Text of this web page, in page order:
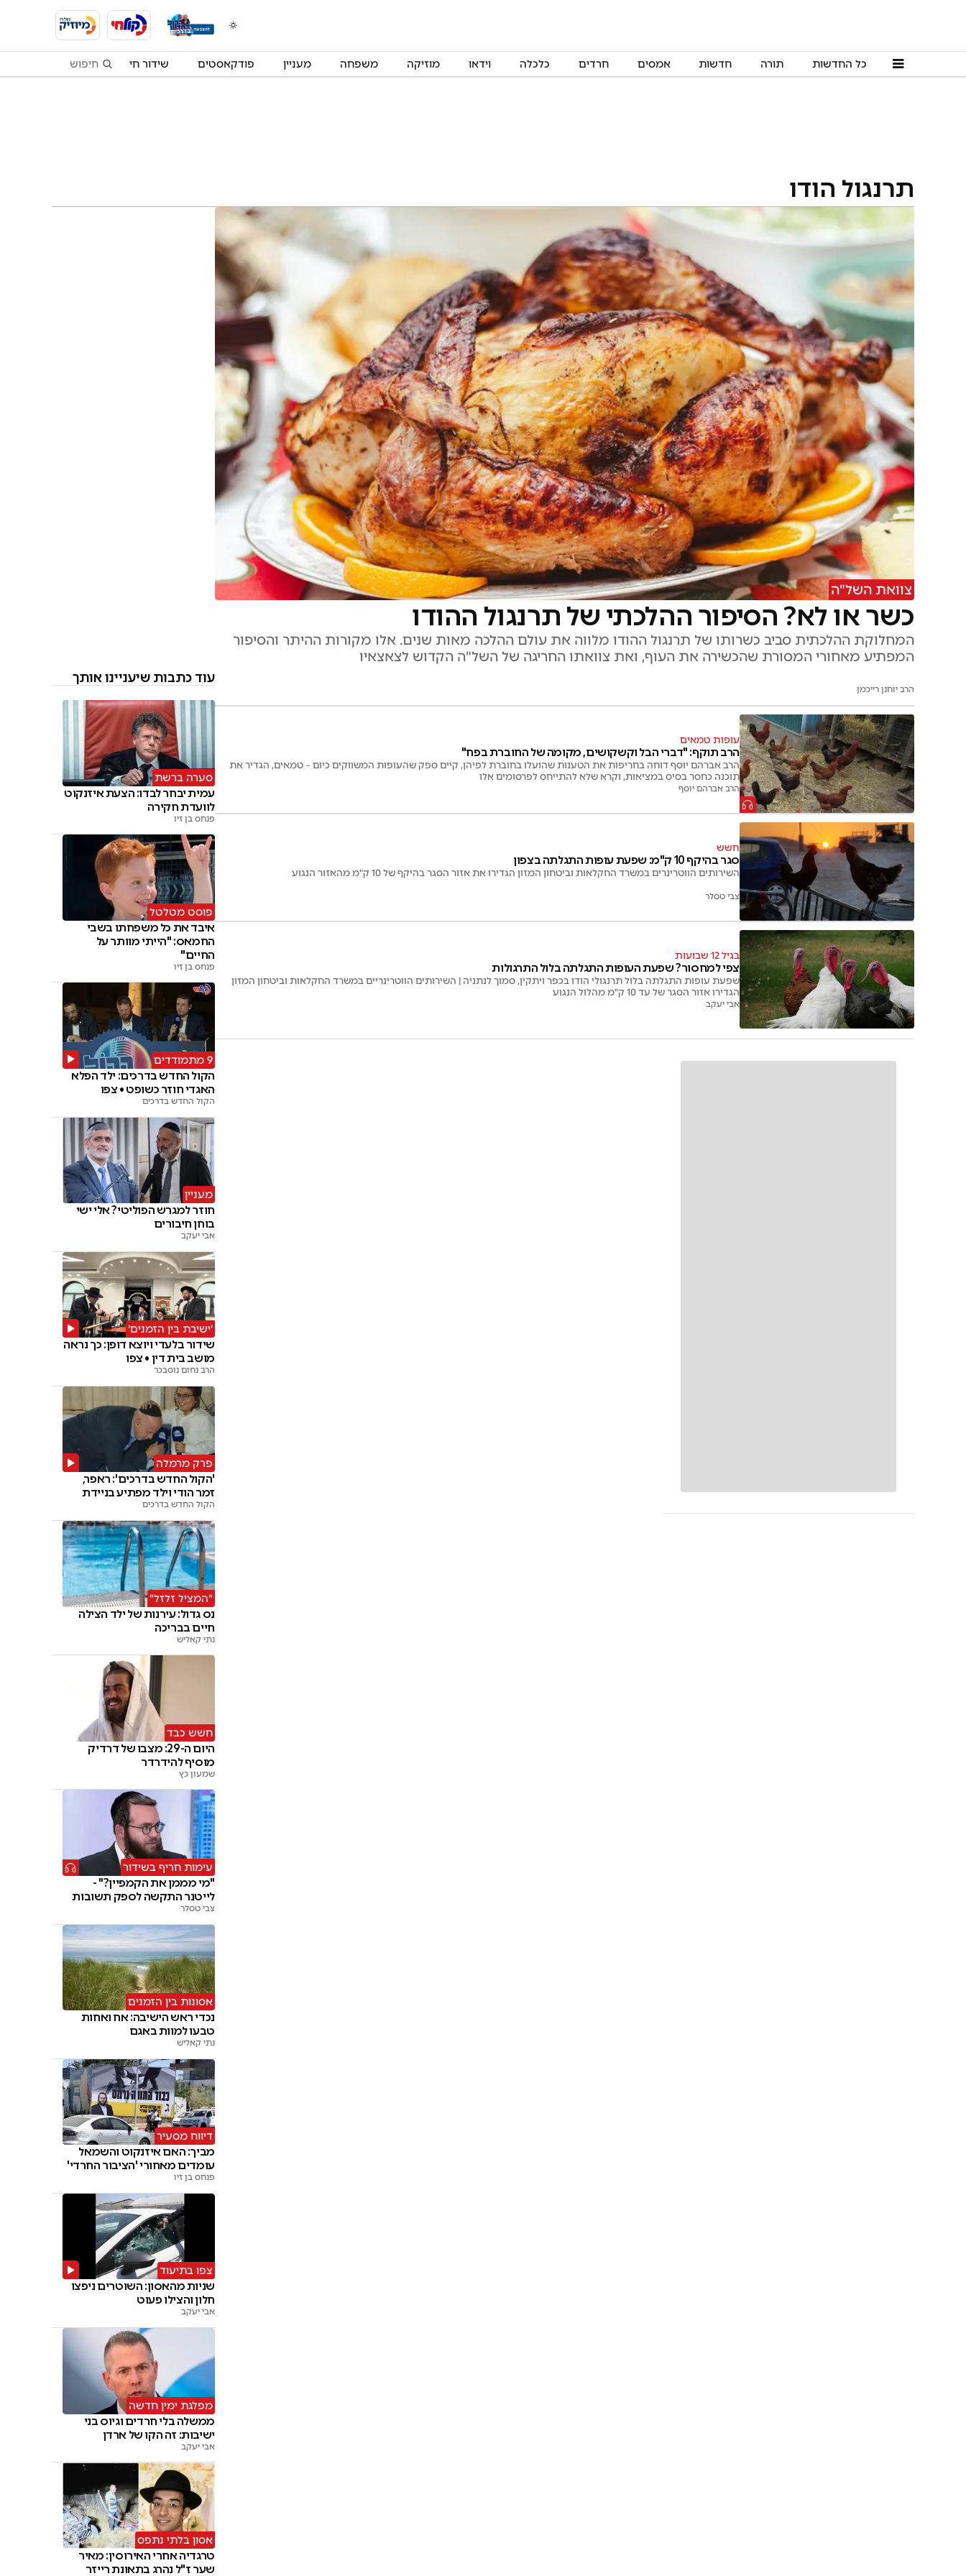
כל החדשות תורה חדשות אמסים חרדים כלכלה וידאו מוזיקה משפחה מעניין פודקאסטים שידור חי
תרנגול הודו
צוואת השל"ה
כשר או לא? הסיפור ההלכתי של תרנגול ההודו
המחלוקת ההלכתית סביב כשרותו של תרנגול ההודו מלווה את עולם ההלכה מאות שנים. אלו מקורות ההיתר והסיפור
המפתיע מאחורי המסורת שהכשירה את העוף, ואת צוואתו החריגה של השל"ה הקדוש לצאצאיו
הרב יוחנן רייכמן
עופות טמאים
הרב תוקף: "דברי הבל וקשקושים, מקומה של החוברת בפח"
הרב אברהם יוסף דוחה בחריפות את הטענות שהועלו בחוברת לפיהן, קיים ספק שהעופות המשווקים כיום – טמאים, הגדיר את
תוכנה כחסר בסיס במציאות, וקרא שלא להתייחס לפרסומים אלו
הרב אברהם יוסף
חשש
סגר בהיקף 10 ק"מ: שפעת עופות התגלתה בצפון
השירותים הווטרינרים במשרד החקלאות וביטחון המזון הגדירו את אזור הסגר בהיקף של 10 ק"מ מהאזור הנגוע
צבי טסלר
בגיל 12 שבועות
צפי למחסור? שפעת העופות התגלתה בלול התרגולות
שפעת עופות התגלתה בלול תרנגולי הודו בכפר ויתקין, סמוך לנתניה | השירותים הווטרינריים במשרד החקלאות וביטחון המזון
הגדירו אזור הסגר של עד 10 ק"מ מהלול הנגוע
אבי יעקב
עוד כתבות שיעניינו אותך
סערה ברשת
עמית יבחר לבדו: הצעת איזנקוט
לוועדת חקירה
פנחס בן זיו
פוסט מטלטל
איבד את כל משפחתו בשבי
החמאס: "הייתי מוותר על
החיים"
פנחס בן זיו
9 מתמודדים
הקול החדש בדרכים: ילד הפלא
האגדי חוזר כשופט • צפו
הקול החדש בדרכים
מעניין
חוזר למגרש הפוליטי? אלי ישי
בוחן חיבורים
אבי יעקב
'ישיבת בין הזמנים'
שידור בלעדי ויוצא דופן: כך נראה
מושב בית דין • צפו
הרב נחום נוסבכר
פרק מרמלה
'הקול החדש בדרכים': ראפר,
זמר הודי וילד מפתיע בניידת
הקול החדש בדרכים
"המציל זלזל"
נס גדול: עירנות של ילד הצילה
חיים בבריכה
נתי קאליש
חשש כבד
היום ה-29: מצבו של דרדיק
מוסיף להידרדר
שמעון כץ
עימות חריף בשידור
"מי מממן את הקמפיין?" -
לייטנר התקשה לספק תשובות
צבי טסלר
אסונות בין הזמנים
נכדי ראש הישיבה: אח ואחות
טבעו למוות באגם
נתי קאליש
דיווח מסעיר
מביך: האם איזנקוט והשמאל
עומדים מאחורי 'הציבור החרדי'
פנחס בן זיו
צפו בתיעוד
שניות מהאסון: השוטרים ניפצו
חלון והצילו פעוט
אבי יעקב
מפלגת ימין חדשה
ממשלה בלי חרדים וגיוס בני
ישיבות: זה הקו של ארדן
אבי יעקב
אסון בלתי נתפס
טרגדיה אחרי האירוסין: מאיר
שער ז"ל נהרג בתאונת רייזר